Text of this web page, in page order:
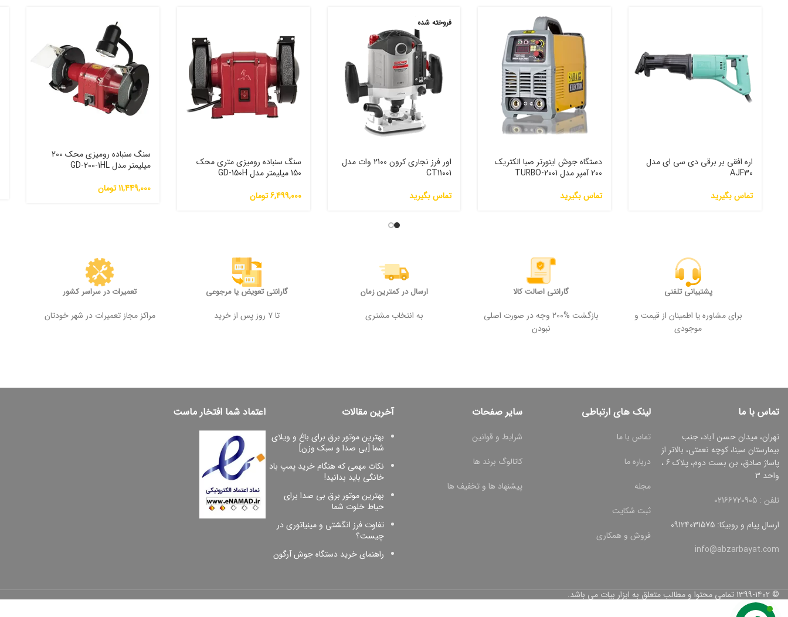
اره افقی بر برقی دی سی ای مدل
AJF30
تماس بگیرید
دستگاه جوش اینورتر صبا الکتریک
200 آمپر مدل 2001-TURBO
تماس بگیرید
فروخته شده
اور فرز نجاری کرون 2100 وات مدل
CT11001
تماس بگیرید
سنگ سنباده رومیزی متری محک
150 میلیمتر مدل GD-150H
6,499,000تومان
سنگ سنباده رومیزی محک 200
میلیمتر مدل GD-200-1HL
11,449,000تومان
پشتیبانی تلفنی
برای مشاوره یا اطمینان از قیمت و
موجودی
گارانتی اصالت کالا
بازگشت %200 وجه در صورت اصلی
نبودن
ارسال در کمترین زمان
به انتخاب مشتری
گارانتی تعویض یا مرجوعی
تا ۷ روز پس از خرید
تعمیرات در سراسر کشور
مراکز مجاز تعمیرات در شهر خودتان
تماس با ما
تهران، میدان حسن آباد، جنب
بیمارستان سینا، کوچه نعمتی، بالاتر از
پاساژ صادق، بن بست دوم، پلاک 6 ،
واحد 3
تلفن : 02166720905
ارسال پیام و روبیکا: 09124031575
info@abzarbayat.com
لینک های ارتباطی
تماس با ما
درباره ما
مجله
ثبت شکایت
فروش و همکاری
سایر صفحات
شرایط و قوانین
کاتالوگ برند ها
پیشنهاد ها و تخفیف ها
آخرین مقالات
بهترین موتور برق برای باغ و ویلای
شما [بی صدا و سبک وزن]
نکات مهمی که هنگام خرید پمپ باد
خانگی باید بدانید!
بهترین موتور برق بی صدا برای
حیاط خلوت شما
تفاوت فرز انگشتی و مینیاتوری در
چیست؟
راهنمای خرید دستگاه جوش آرگون
اعتماد شما افتخار ماست
© 1399-1402 تمامی محتوا و مطالب متعلق به ابزار بیات می باشد.